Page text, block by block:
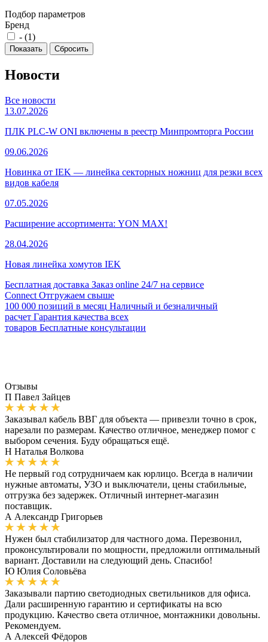
Подбор параметров
Бренд
- (1)
Новости
Все новости
13.07.2026
ПЛК PLC-W ONI включены в реестр Минпромторга России
09.06.2026
Новинка от IEK — линейка секторных ножниц для резки всех
видов кабеля
07.05.2026
Расширение ассортимента: YON MAX!
28.04.2026
Новая линейка хомутов IEK
Бесплатная доставка Заказ online 24/7 на сервисе
Connect Отгружаем свыше
100 000 позиций в месяц Наличный и безналичный
расчет Гарантия качества всех
товаров Бесплатные консультации
Отзывы
П Павел Зайцев
Заказывал кабель ВВГ для объекта — привезли точно в срок,
нарезали по размерам. Качество отличное, менеджер помог с
выбором сечения. Буду обращаться ещё.
Н Наталья Волкова
Не первый год сотрудничаем как юрлицо. Всегда в наличии
нужные автоматы, УЗО и выключатели, цены стабильные,
отгрузка без задержек. Отличный интернет-магазин
поставщик.
А Александр Григорьев
Нужен был стабилизатор для частного дома. Перезвонил,
проконсультировали по мощности, предложили оптимальный
вариант. Доставили на следующий день. Спасибо!
Ю Юлия Соловьёва
Заказывали партию светодиодных светильников для офиса.
Дали расширенную гарантию и сертификаты на всю
продукцию. Качество света отличное, монтажники довольны.
Рекомендуем.
А Алексей Фёдоров